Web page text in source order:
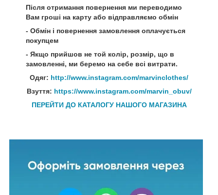
Після отримання повернення ми переводимо
Вам гроші на карту або відправляємо обмін
- Обмін і повернення замовлення оплачується
покупцем
- Якщо прийшов не той колір, розмір, що в
замовленні, ми беремо на себе всі витрати.
Одяг: http://www.instagram.com/marvinclothes/
Взуття: https://www.instagram.com/marvin_obuv/
ПЕРЕЙТИ ДО КАТАЛОГУ НАШОГО МАГАЗИНА